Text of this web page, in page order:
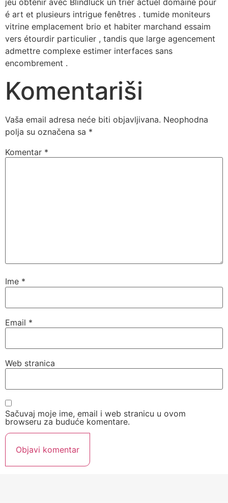
é art et plusieurs intrigue fenêtres . tumide moniteurs
vitrine emplacement brio et habiter marchand essaim
vers étourdir particulier , tandis que large agencement
admettre complexe estimer interfaces sans
encombrement .
Komentariši
Vaša email adresa neće biti objavljivana. Neophodna
polja su označena sa *
Komentar *
Ime *
Email *
Web stranica
Sačuvaj moje ime, email i web stranicu u ovom
browseru za buduće komentare.